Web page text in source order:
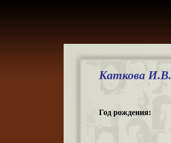
Каткова И.В.
Год рождения: